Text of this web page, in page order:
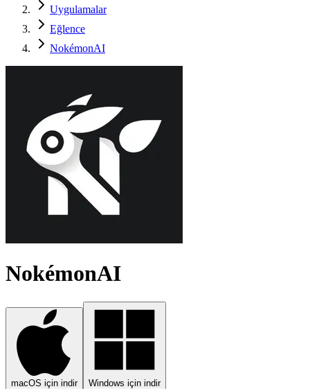
Uygulamalar
Eğlence
NokémonAI
NokémonAI
macOS için indir Windows için indir